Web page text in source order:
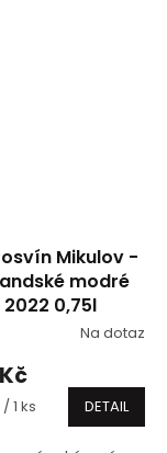
Mikulov -
modré
2022 0,75l
Na dotaz
1 ks DETAIL